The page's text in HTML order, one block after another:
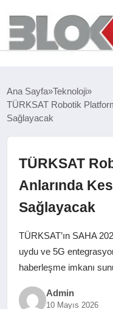
SIYASET
SPOR
EKONOMI
SAĞLIK
Ana Sayfa Teknoloji
TÜRKSAT Robotik
Sağlayacak
TÜRKSAT
Anlarında
Sağlayacak
TÜRKSAT’ın SAHA
uydu ve 5G
haberleşme imkanı
Admin
10 Mayıs 2026